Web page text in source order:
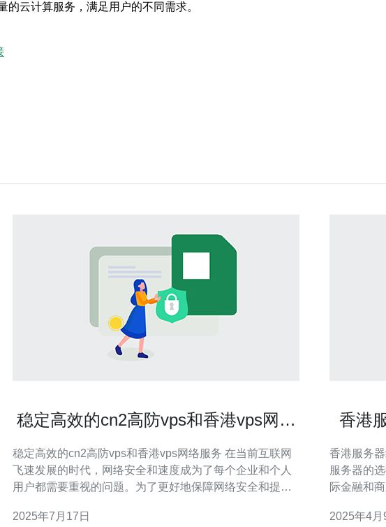
云计算服务，满足用户的不同需求。
稳定高效的cn2高防vps和香港vps网络
稳定高效的cn2高防vps和香港vps网络服务 在当前互联网
飞速发展的时代，网络安全和速度成为了每个企业和个人
用户都需要重视的问题。为了更好地保障网络安全和提升
络服务提供商至关重要。 cn2高防vps服务是一种专为解决
2025年7月17日
香港
香港服务器纯
服务器的
际金融和
择一台稳定高
2025年4月